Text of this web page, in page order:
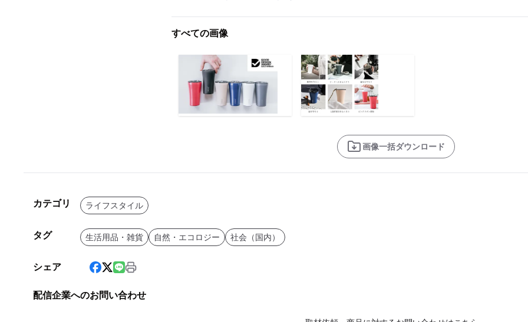
すべての画像
画像一括ダウンロード
カテゴリ ライフスタイル
タグ 生活用品・雑貨 自然・エコロジー 社会（国内）
シェア
配信企業へのお問い合わせ